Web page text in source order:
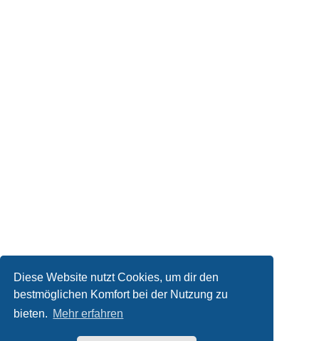
Diese Website nutzt Cookies, um dir den
bestmöglichen Komfort bei der Nutzung zu
bieten. Mehr erfahren